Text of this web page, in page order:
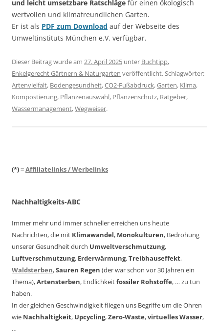
und leicht umsetzbare Ratschläge für einen ökologisch
wertvollen und klimafreundlichen Garten.
Er ist als PDF zum Download auf der Webseite des
Umweltinstituts München e.V. verfügbar.
Dieser Beitrag wurde am 27. April 2025 unter Buchtipp,
Enkelgerecht Gärtnern & Naturgarten veröffentlicht. Schlagwörter:
Artenvielfalt, Bodengesundheit,CO2-Fußabdruck,Garten, Klima,
Kompostierung, Pflanzenauswahl, Pflanzenschutz, Ratgeber,
Wassermanagement,Wegweiser.
(*) =Affiliatelinks / Werbelinks
Nachhaltigkeits-ABC
Immer mehr und immer schneller erreichen uns heute
Nachrichten, die mit Klimawandel, Monokulturen, Bedrohung
unserer Gesundheit durch Umweltverschmutzung,
Luftverschmutzung, Erderwärmung,Treibhauseffekt,
Waldsterben,Sauren Regen (der war schon vor 30 Jahren ein
Thema),Artensterben, Endlichkeitfossiler Rohstoffe, … zu tun
haben.
In der gleichen Geschwindigkeit fliegen uns Begriffe um die Ohren
wie Nachhaltigkeit, Upcycling,Zero-Waste,virtuelles Wasser,
…